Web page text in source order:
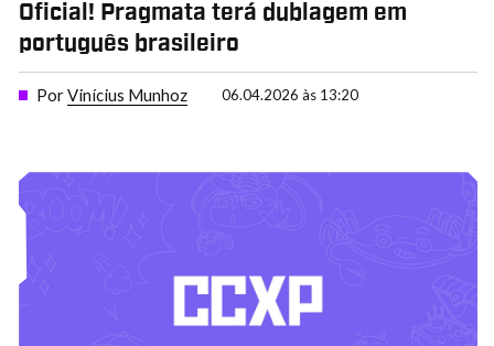
Oficial! Pragmata terá dublagem em
português brasileiro
PorVinícius Munhoz 06.04.2026 às 13:20